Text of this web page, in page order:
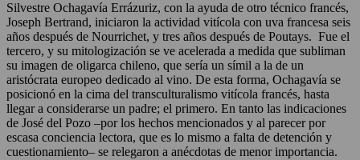
Silvestre Ochagavía Errázuriz, con la ayuda de otro técnico francés,
Joseph Bertrand, iniciaron la actividad vitícola con uva francesa seis
años después de Nourrichet, y tres años después de Poutays. Fue el
tercero, y su mitologización se ve acelerada a medida que subliman
su imagen de oligarca chileno, que sería un símil a la de un
aristócrata europeo dedicado al vino. De esta forma, Ochagavía se
posicionó en la cima del transculturalismo vitícola francés, hasta
llegar a considerarse un padre; el primero. En tanto las indicaciones
de José del Pozo –por los hechos mencionados y al parecer por
escasa conciencia lectora, que es lo mismo a falta de detención y
cuestionamiento– se relegaron a anécdotas de menor importancia.